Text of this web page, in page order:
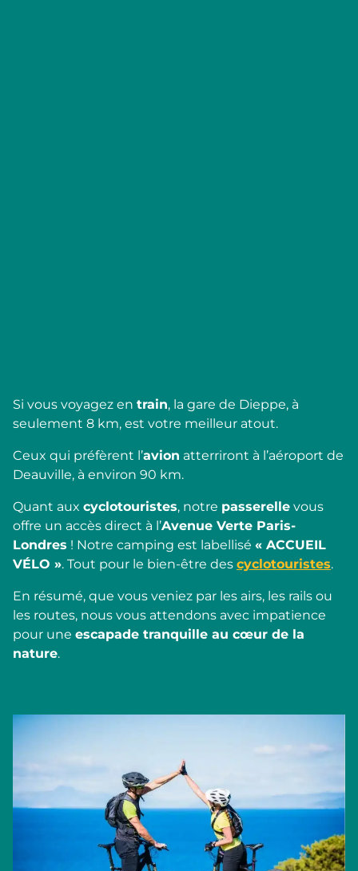
Si vous voyagez en train, la gare de Dieppe, à
seulement 8 km, est votre meilleur atout.
Ceux qui préfèrent l’avion atterriront à l’aéroport de
Deauville, à environ 90 km.
Quant aux cyclotouristes, notre passerelle vous
offre un accès direct à l’Avenue Verte Paris-
Londres ! Notre camping est labellisé « ACCUEIL
VÉLO ». Tout pour le bien-être des cyclotouristes.
En résumé, que vous veniez par les airs, les rails ou
les routes, nous vous attendons avec impatience
pour une escapade tranquille au cœur de la
nature.